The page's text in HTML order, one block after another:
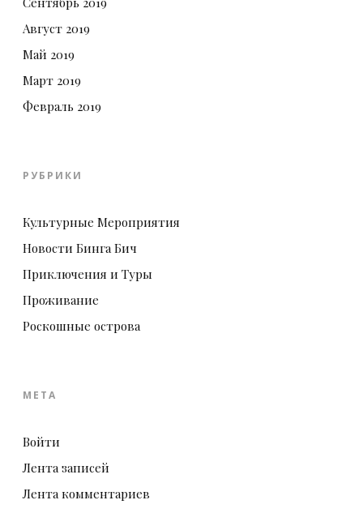
Август 2019
Май 2019
Март 2019
Февраль 2019
РУБРИКИ
Культурные Мероприятия
Новости Бинга Бич
Приключения и Туры
Проживание
Роскошные острова
МЕТА
Войти
Лента записей
Лента комментариев